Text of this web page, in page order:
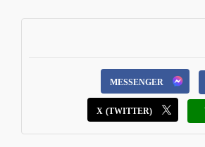
MESSENGER
X (TWITTER)